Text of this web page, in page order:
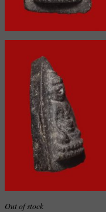
Out of stock